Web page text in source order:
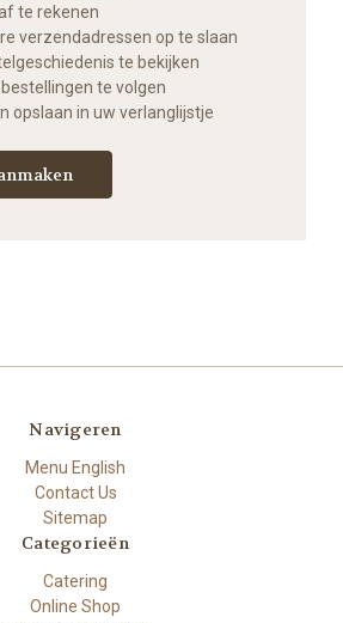
te rekenen
verzendadressen op te slaan
te bekijken
te volgen
opslaan in uw verlanglijstje
Navigeren
Menu English
Contact Us
Sitemap
Categorieën
Catering
Online Shop